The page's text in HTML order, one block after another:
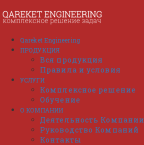
к
содержимому
Qareket Engineering
ПРОДУКЦИЯ
Вся продукция
Правила и условия
УСЛУГИ
Комплексное решение
Обучение
О КОМПАНИИ
Деятельность Компании
Руководство Компаний
Контакты